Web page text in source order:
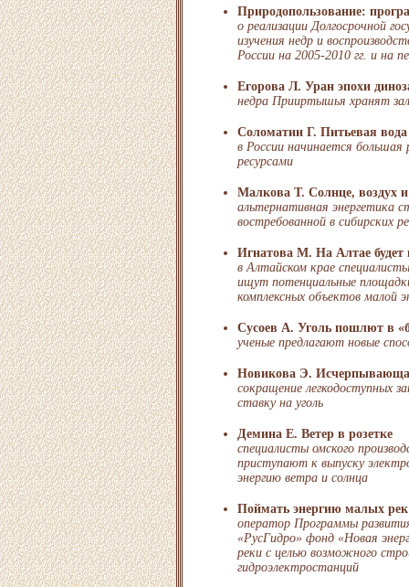
Природопользование:
о реализации Долгосрочной
изучения недр и
России на 2005-2010 гг. и на
Егорова Л. Уран эпохи
недра Прииртышья хранят
Соломатин Г. Питьевая вода
в России начинается
ресурсами
Малкова Т. Солнце, воздух
альтернативная энергетика
востребованной в сибирских
Игнатова М. На Алтае будет
в Алтайском крае
ищут потенциальные
комплексных объектов малой
Сусоев А. Уголь пошлют в
ученые предлагают новые
Новикова Э.
сокращение легкодоступных
ставку на уголь
Демина Е. Ветер в розетке
специалисты омского
приступают к выпуску
энергию ветра и солнца
Поймать энергию малых рек
оператор Программы
«РусГидро» фонд «Новая
реки с целью возможного
гидроэлектростанций